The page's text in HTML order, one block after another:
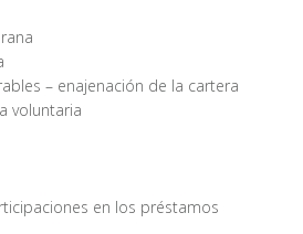
– enajenación de la cartera
voluntaria
en los préstamos